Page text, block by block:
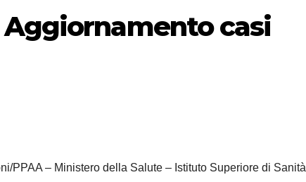
Aggiornamento casi
PPAA – Ministero della Salute – Istituto Superiore di Sanità